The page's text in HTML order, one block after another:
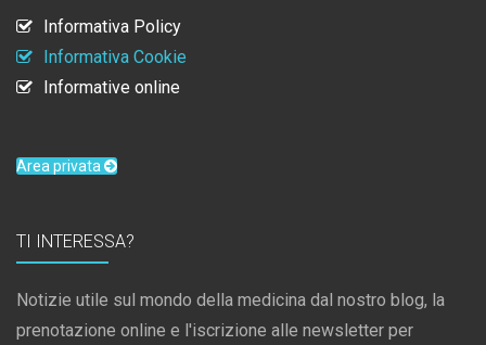
Informativa Policy
Informativa Cookie
Informative online
Area privata
TI INTERESSA?
Notizie utile sul mondo della medicina dal nostro blog, la
prenotazione online e l'iscrizione alle newsletter per